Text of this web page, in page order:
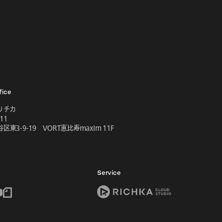
チカ
区東3-9-19 VORT恵比寿maxim 11F
Service